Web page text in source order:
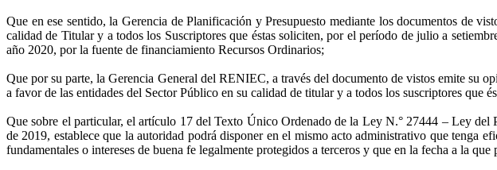
Que en ese sentido, la Gerencia de Planificación y Presupuesto mediante los documentos de
calidad de Titular y a todos los Suscriptores que éstas soliciten, por el período de julio a
año 2020, por la fuente de financiamiento Recursos Ordinarios;
Que por su parte, la Gerencia General del RENIEC, a través del documento de vistos emite su
a favor de las entidades del Sector Público en su calidad de titular y a todos los suscriptores que
Que sobre el particular, el artículo 17 del Texto Único Ordenado de la Ley N.° 27444 – Ley
de 2019, establece que la autoridad podrá disponer en el mismo acto administrativo que tenga
fundamentales o intereses de buena fe legalmente protegidos a terceros y que en la fecha a la